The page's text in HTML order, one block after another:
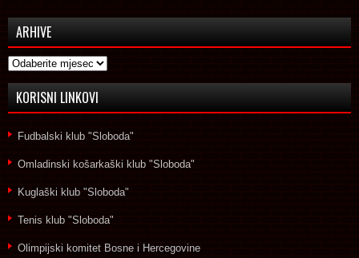
ARHIVE
Arhive
KORISNI LINKOVI
Fudbalski klub "Sloboda"
Omladinski košarkaški klub "Sloboda"
Kuglaški klub "Sloboda"
Tenis klub "Sloboda"
Olimpijski komitet Bosne i Hercegovine